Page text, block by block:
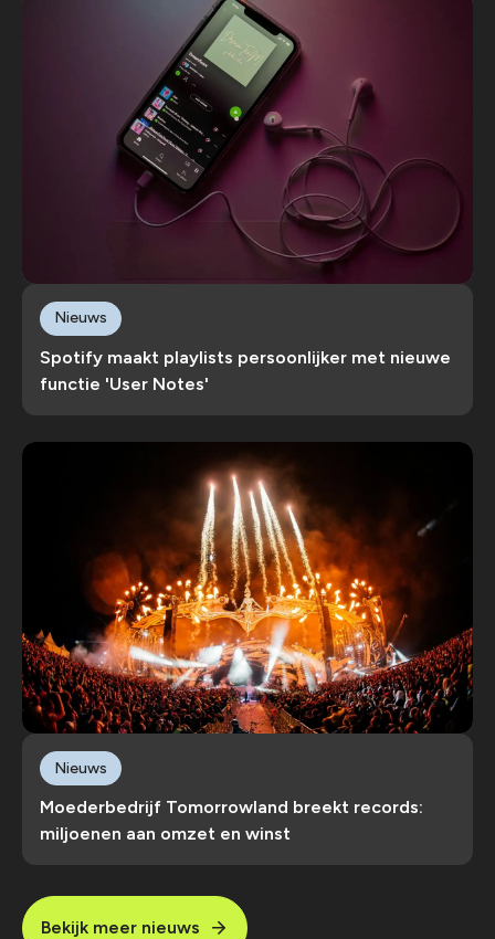
Spotify maakt playlists persoonlijker met nieuwe
functie 'User Notes'
Nieuws
Moederbedrijf Tomorrowland breekt records:
miljoenen aan omzet en winst
Nieuws
Bekijk meer nieuws